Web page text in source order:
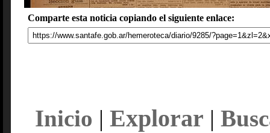
Comparte esta noticia copiando el siguiente enlace:
Inicio | Explorar |